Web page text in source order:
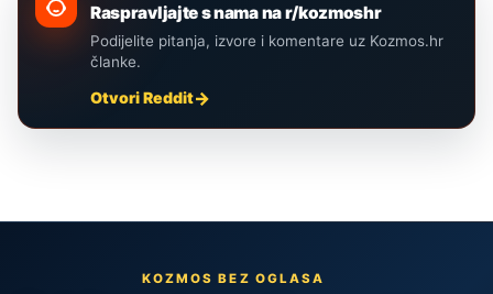
Raspravljajte s nama na r/kozmoshr
Podijelite pitanja, izvore i komentare uz Kozmos.hr
članke.
Otvori Reddit
KOZMOS BEZ OGLASA